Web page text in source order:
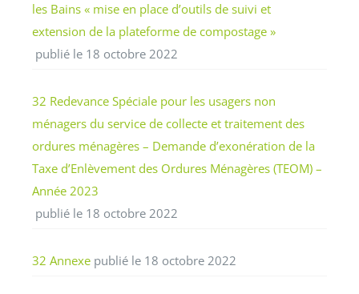
les Bains « mise en place d’outils de suivi et
extension de la plateforme de compostage »
publié le 18 octobre 2022
32 Redevance Spéciale pour les usagers non
ménagers du service de collecte et traitement des
ordures ménagères – Demande d’exonération de la
Taxe d’Enlèvement des Ordures Ménagères (TEOM) –
Année 2023
publié le 18 octobre 2022
32 Annexe publié le 18 octobre 2022